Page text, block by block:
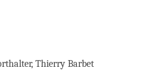
Thierry Barbet